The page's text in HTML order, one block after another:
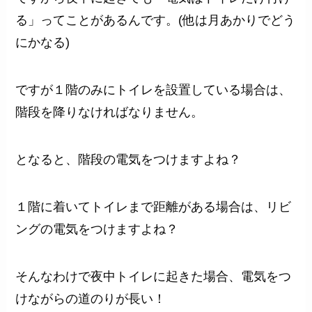
る」ってことがあるんです。(他は月あかりでどう
にかなる)
ですが１階のみにトイレを設置している場合は、
階段を降りなければなりません。
となると、階段の電気をつけますよね？
１階に着いてトイレまで距離がある場合は、リビ
ングの電気をつけますよね？
そんなわけで夜中トイレに起きた場合、電気をつ
けながらの道のりが長い！